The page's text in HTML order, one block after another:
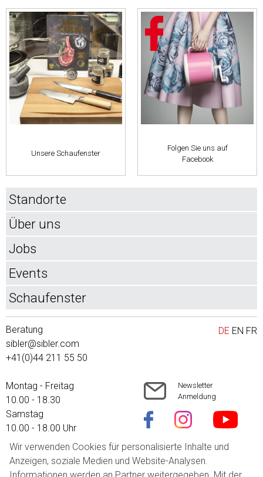
Unsere Schaufenster
Folgen Sie uns auf
Facebook
Standorte
Über uns
Jobs
Events
Schaufenster
DE EN FR
Beratung
sibler@sibler.com
+41(0)44 211 55 50
Montag - Freitag
10.00 - 18.30
Samstag
10.00 - 18.00 Uhr
Newsletter
Anmeldung
Versandkosten
AGB
Wir verwenden Cookies für personalisierte Inhalte und
Anzeigen, soziale Medien und Website-Analysen.